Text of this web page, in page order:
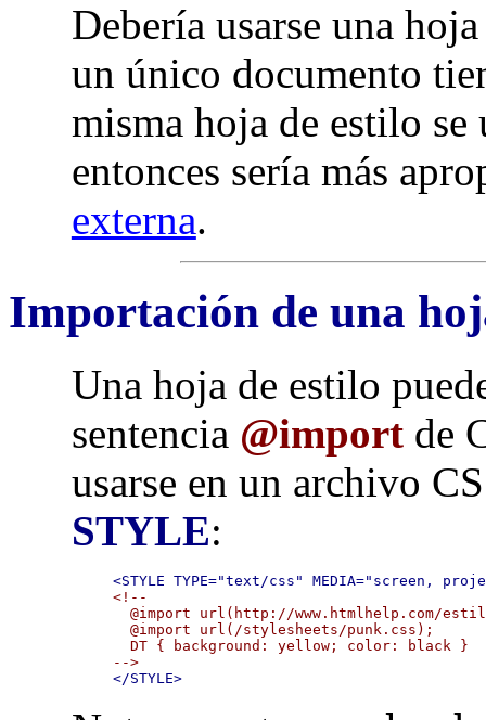
Debería usarse una
un único documento
misma hoja de estilo
entonces sería más
externa.
Importación de una
Una hoja de estilo
sentencia @importde
usarse en un archivo
STYLE:
<STYLE TYPE="text/css" MEDIA="screen,
<!--
@import url(http://www.htmlhelp.com/
  @import url(/stylesheets/punk.css);
  DT { background: yellow; color: black }
-->
</STYLE>